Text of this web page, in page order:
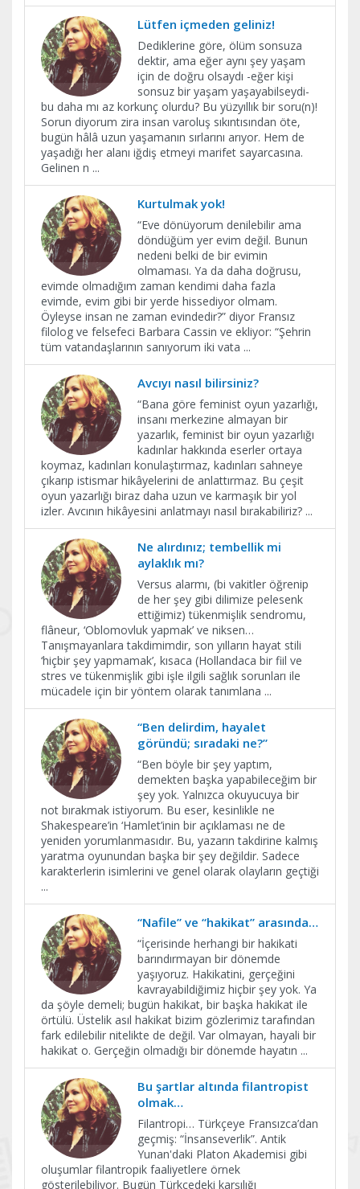
Lütfen içmeden geliniz!
Dediklerine göre, ölüm sonsuza
dektir, ama eğer aynı şey yaşam
için de doğru olsaydı -eğer kişi
sonsuz bir yaşam yaşayabilseydi-
bu daha mı az korkunç olurdu? Bu yüzyıllık bir soru(n)!
Sorun diyorum zira insan varoluş sıkıntısından öte,
bugün hâlâ uzun yaşamanın sırlarını arıyor. Hem de
yaşadığı her alanı iğdiş etmeyi marifet sayarcasına.
Gelinen n ...
Kurtulmak yok!
“Eve dönüyorum denilebilir ama
döndüğüm yer evim değil. Bunun
nedeni belki de bir evimin
olmaması. Ya da daha doğrusu,
evimde olmadığım zaman kendimi daha fazla
evimde, evim gibi bir yerde hissediyor olmam.
Öyleyse insan ne zaman evindedir?” diyor Fransız
filolog ve felsefeci Barbara Cassin ve ekliyor: “Şehrin
tüm vatandaşlarının sanıyorum iki vata ...
Avcıyı nasıl bilirsiniz?
“Bana göre feminist oyun yazarlığı,
insanı merkezine almayan bir
yazarlık, feminist bir oyun yazarlığı
kadınlar hakkında eserler ortaya
koymaz, kadınları konulaştırmaz, kadınları sahneye
çıkarıp istismar hikâyelerini de anlattırmaz. Bu çeşit
oyun yazarlığı biraz daha uzun ve karmaşık bir yol
izler. Avcının hikâyesini anlatmayı nasıl bırakabiliriz? ...
Ne alırdınız; tembellik mi
aylaklık mı?
Versus alarmı, (bi vakitler öğrenip
de her şey gibi dilimize pelesenk
ettiğimiz) tükenmişlik sendromu,
flâneur, ‘Oblomovluk yapmak’ ve niksen…
Tanışmayanlara takdimimdir, son yılların hayat stili
‘hiçbir şey yapmamak’, kısaca (Hollandaca bir fiil ve
stres ve tükenmişlik gibi işle ilgili sağlık sorunları ile
mücadele için bir yöntem olarak tanımlana ...
“Ben delirdim, hayalet
göründü; sıradaki ne?”
“Ben böyle bir şey yaptım,
demekten başka yapabileceğim bir
şey yok. Yalnızca okuyucuya bir
not bırakmak istiyorum. Bu eser, kesinlikle ne
Shakespeare’in ‘Hamlet’inin bir açıklaması ne de
yeniden yorumlanmasıdır. Bu, yazarın takdirine kalmış
yaratma oyunundan başka bir şey değildir. Sadece
karakterlerin isimlerini ve genel olarak olayların geçtiği
...
“Nafile” ve “hakikat” arasında…
“İçerisinde herhangi bir hakikati
barındırmayan bir dönemde
yaşıyoruz. Hakikatini, gerçeğini
kavrayabildiğimiz hiçbir şey yok. Ya
da şöyle demeli; bugün hakikat, bir başka hakikat ile
örtülü. Üstelik asıl hakikat bizim gözlerimiz tarafından
fark edilebilir nitelikte de değil. Var olmayan, hayali bir
hakikat o. Gerçeğin olmadığı bir dönemde hayatın ...
Bu şartlar altında filantropist
olmak…
Filantropi… Türkçeye Fransızca’dan
geçmiş: “İnsanseverlik”. Antik
Yunan'daki Platon Akademisi gibi
oluşumlar filantropik faaliyetlere örnek
gösterilebiliyor. Bugün Türkçedeki karşılığı